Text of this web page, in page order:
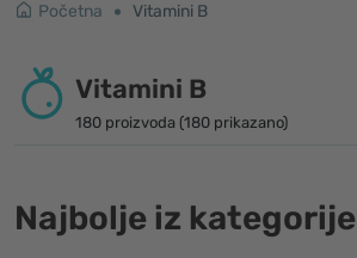
Početna Vitamini B
Vitamini B
180 proizvoda (180 prikazano)
Najbolje iz kategorije